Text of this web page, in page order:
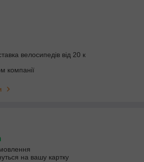
велосипедів від 20 к
компанії
на вашу картку